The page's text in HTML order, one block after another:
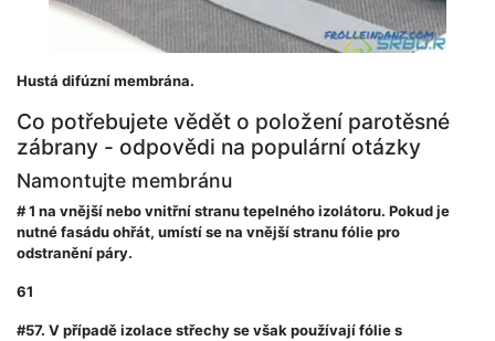
Hustá difúzní membrána.
Co potřebujete vědět o položení parotěsné
zábrany - odpovědi na populární otázky
Namontujte membránu
# 1 na vnější nebo vnitřní stranu tepelného izolátoru. Pokud je
nutné fasádu ohřát, umístí se na vnější stranu fólie pro
odstranění páry.
61
#57. V případě izolace střechy se však používají fólie s